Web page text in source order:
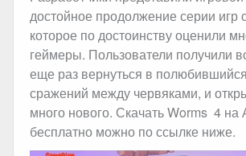
достойное продолжение серии игр
которое по достоинству оценили
геймеры. Пользователи получили
еще раз вернуться в
сражений между червяками, и
много нового. Скачать Worms 4 на
бесплатно можно по ссылке ниже.